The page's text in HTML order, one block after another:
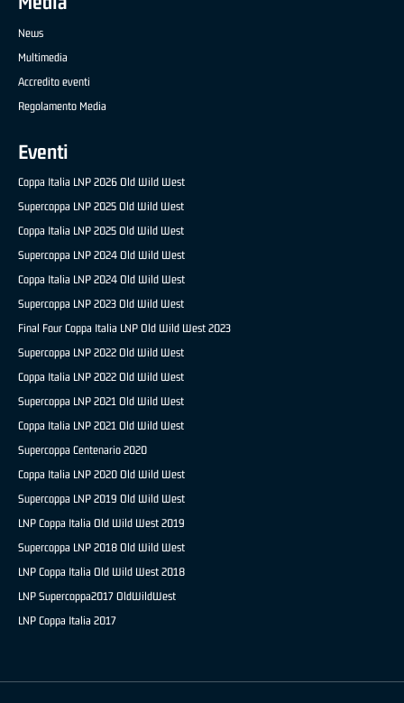
News
Multimedia
Accredito eventi
Regolamento Media
Eventi
Coppa Italia LNP 2026 Old Wild West
Supercoppa LNP 2025 Old Wild West
Coppa Italia LNP 2025 Old Wild West
Supercoppa LNP 2024 Old Wild West
Coppa Italia LNP 2024 Old Wild West
Supercoppa LNP 2023 Old Wild West
Final Four Coppa Italia LNP Old Wild West 2023
Supercoppa LNP 2022 Old Wild West
Coppa Italia LNP 2022 Old Wild West
Supercoppa LNP 2021 Old Wild West
Coppa Italia LNP 2021 Old Wild West
Supercoppa Centenario 2020
Coppa Italia LNP 2020 Old Wild West
Supercoppa LNP 2019 Old Wild West
LNP Coppa Italia Old Wild West 2019
Supercoppa LNP 2018 Old Wild West
LNP Coppa Italia Old Wild West 2018
LNP Supercoppa2017 OldWildWest
LNP Coppa Italia 2017